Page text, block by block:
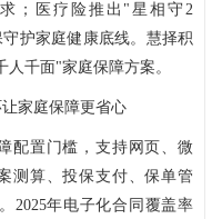
；医疗险推出"星相守2
护家庭健康底线。慧择积
千面"家庭保障方案。
家庭保障更省心
配置门槛，支持网页、微
测算、投保支付、保单管
2025年电子化合同覆盖率